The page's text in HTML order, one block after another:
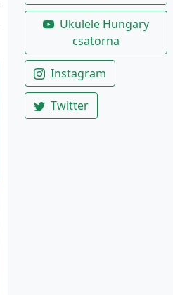
Ukulele Hungary
csatorna
Instagram
Twitter